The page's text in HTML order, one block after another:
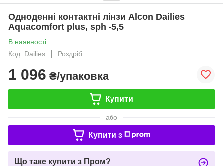
Одноденні контактні лінзи Alcon Dailies
Aquacomfort plus, sph -5,5
В наявності
Код: Dailies
Роздріб
1 096 ₴/упаковка
Купити
або
Купити з
Що таке купити з Пром?